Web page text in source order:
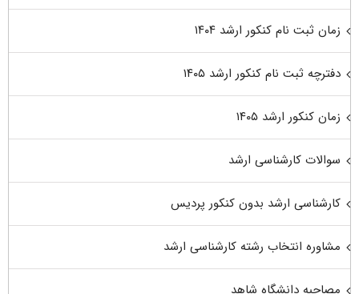
زمان ثبت نام کنکور ارشد ۱۴۰۴
دفترچه ثبت نام کنکور ارشد ۱۴۰۵
زمان کنکور ارشد ۱۴۰۵
سوالات کارشناسی ارشد
کارشناسی ارشد بدون کنکور پردیس
مشاوره انتخاب رشته کارشناسی ارشد